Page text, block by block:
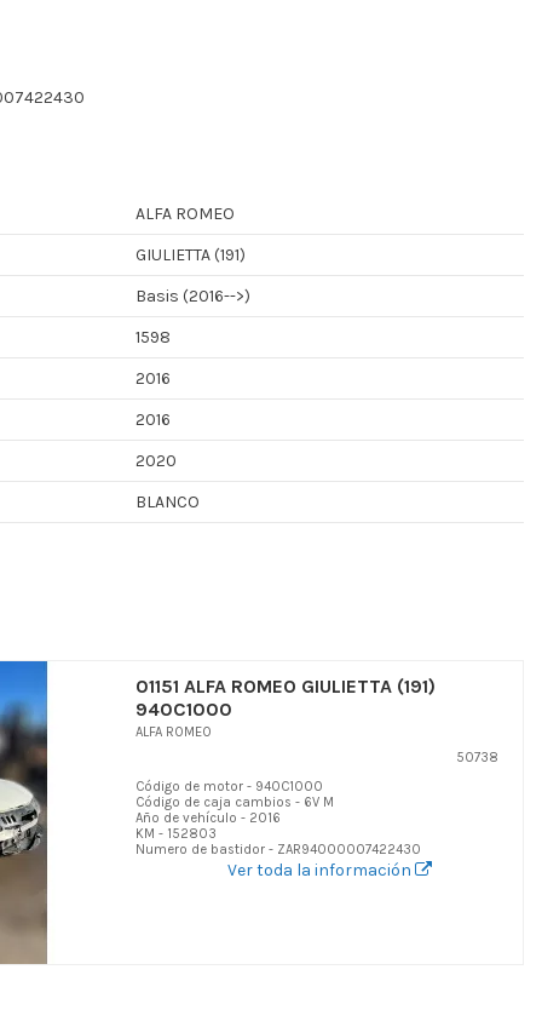
ALFA ROMEO
GIULIETTA (191)
Basis (2016-->)
1598
2016
2016
2020
BLANCO
01151 ALFA ROMEO GIULIETTA (191)
940C1000
ALFA ROMEO
50738
Código de motor - 940C1000
Código de caja cambios - 6V M
Año de vehículo - 2016
KM - 152803
Numero de bastidor - ZAR94000007422430
Ver toda la información